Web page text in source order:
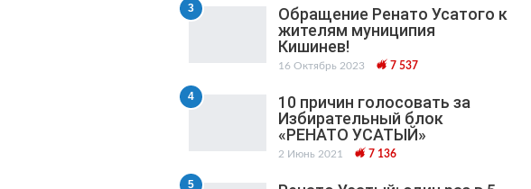
3
Обращение Ренато Усатого к
жителям муниципия
Кишинев!
16 Октябрь 2023 7 537
4
10 причин голосовать за
Избирательный блок
«РЕНАТО УСАТЫЙ»
2 Июнь 2021 7 136
5